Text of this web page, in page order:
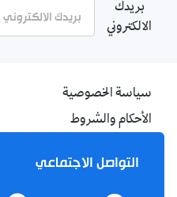
بريدك
الالكتروني
سياسة الخصوصية
الأحكام والشروط
اتصل بنا
التواصل الاجتماعي